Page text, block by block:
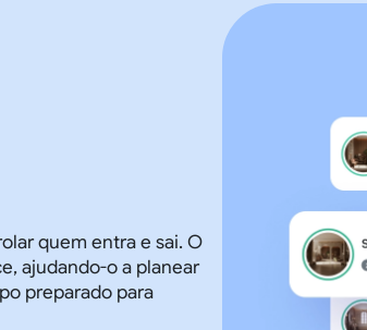
quem entra e sai. O
ajudando-o a planear
preparado para